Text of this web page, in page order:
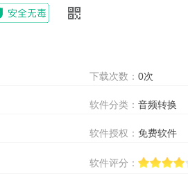
下载次数： 0次
软件分类： 音频转换
软件授权： 免费软件
软件评分：